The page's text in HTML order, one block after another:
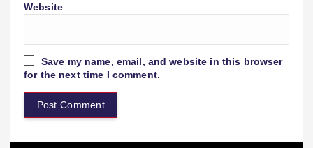
Website
Save my name, email, and website in this browser
for the next time I comment.